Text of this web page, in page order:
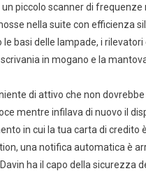
piccolo scanner di frequenze
nella suite con efficienza
basi delle lampade, i rilevatori
in mogano e la
di attivo che non dovrebbe
mentre infilava di nuovo il
in cui la tua carta di credito
una notifica automatica è
ha il capo della sicurezza